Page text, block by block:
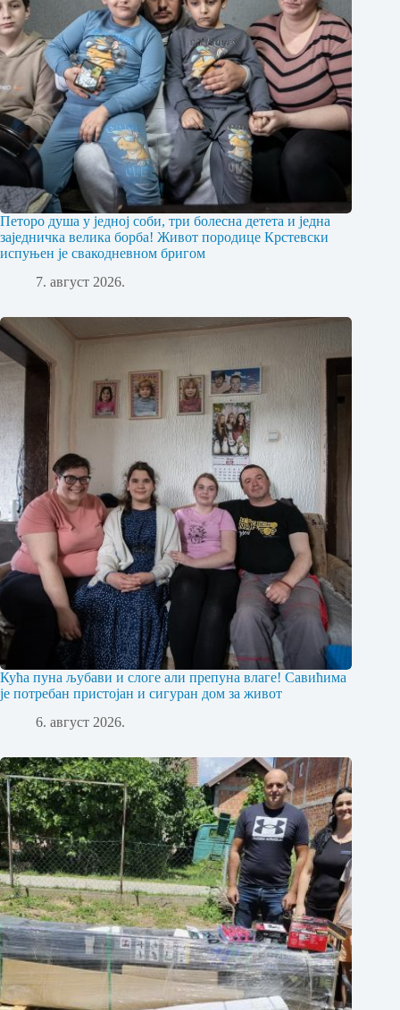
Петоро душа у једној соби, три болесна детета и једна
заједничка велика борба! Живот породице Крстевски
испуњен је свакодневном бригом
7. август 2026.
Кућа пуна љубави и слоге али препуна влаге! Савићима
је потребан пристојан и сигуран дом за живот
6. август 2026.